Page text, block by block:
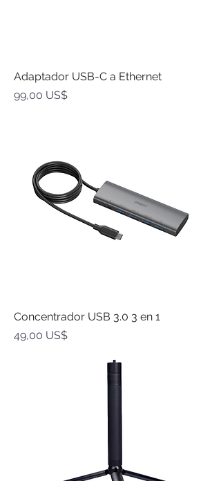
Adaptador USB-C a Ethernet
Precio
99,00 US$
Concentrador USB 3.0 3 en 1
Precio
49,00 US$